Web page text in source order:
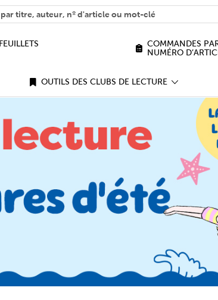
you find?
COMMANDES
NUMÉRO
OUTILS DES CLUBS DE LECTURE